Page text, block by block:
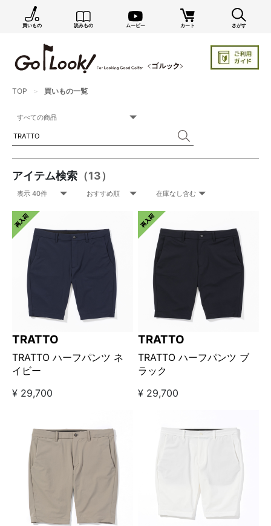
買いもの 読みもの ムービー カート さがす
TOP 買いもの一覧
アイテム検索 （13）
TRATTO
TRATTO ハーフパンツ ネ
イビー
¥ 29,700
TRATTO
TRATTO ハーフパンツ ブ
ラック
¥ 29,700